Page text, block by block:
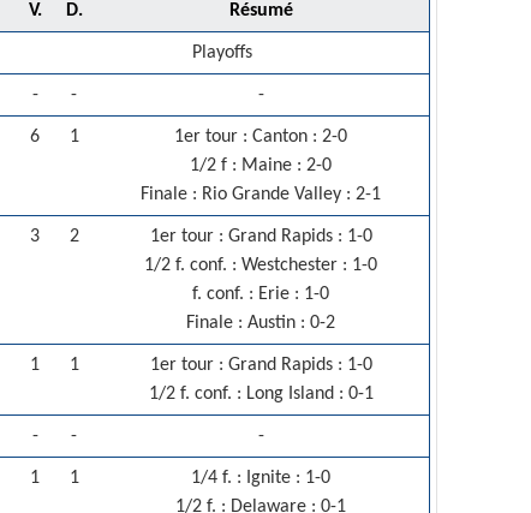
V. D. Résumé
Playoffs
- - -
6 1
1er tour : Canton : 2-0
1/2 f : Maine : 2-0
Finale : Rio Grande Valley : 2-1
3 2
1er tour : Grand Rapids : 1-0
1/2 f. conf. : Westchester : 1-0
f. conf. : Erie : 1-0
Finale : Austin : 0-2
1 1
1er tour : Grand Rapids : 1-0
1/2 f. conf. : Long Island : 0-1
- - -
1 1
1/4 f. : Ignite : 1-0
1/2 f. : Delaware : 0-1